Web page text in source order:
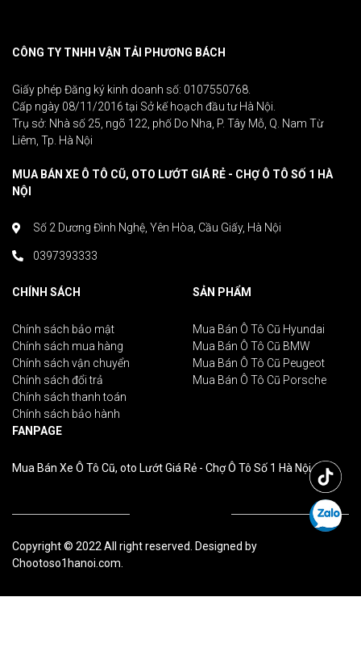
CÔNG TY TNHH VẬN TẢI PHƯƠNG BÁCH
Giấy phép Đăng ký kinh doanh số: 0107550768.
Cấp ngày 08/11/2016 tại Sở kế hoạch đầu tư Hà Nội.
Trụ sở: Nhà số 25, ngõ 122, phố Do Nha, P. Tây Mỗ, Q. Nam Từ
Liêm, Tp. Hà Nội
MUA BÁN XE Ô TÔ CŨ, OTO LƯỚT GIÁ RẺ - CHỢ Ô TÔ SỐ 1 HÀ
NỘI
Số 2 Dương Đình Nghệ, Yên Hòa, Cầu Giấy, Hà Nội
0397393333
CHÍNH SÁCH
Chính sách bảo mật
Chính sách mua hàng
Chính sách vận chuyển
Chính sách đổi trả
Chính sách thanh toán
Chính sách bảo hành
SẢN PHẨM
Mua Bán Ô Tô Cũ Hyundai
Mua Bán Ô Tô Cũ BMW
Mua Bán Ô Tô Cũ Peugeot
Mua Bán Ô Tô Cũ Porsche
FANPAGE
Mua Bán Xe Ô Tô Cũ, oto Lướt Giá Rẻ - Chợ Ô Tô Số 1 Hà Nội
Copyright © 2022 All right reserved. Designed by
Chootoso1hanoi.com.